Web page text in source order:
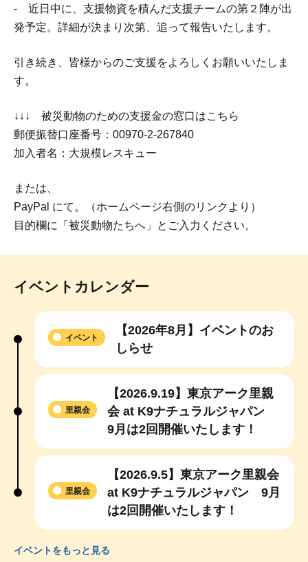
- 近日中に、支援物資を積んだ支援チームの第２陣が出
発予定。詳細が決まり次第、追って報告いたします。
引き続き、皆様からのご支援をよろしくお願いいたしま
す。
↓↓↓ 被災動物のための支援金の窓口はこちら
郵便振替口座番号：00970-2-267840
加入者名：大規模レスキュー
または、
PayPal にて。（ホームページ右側のリンクより）
目的欄に「被災動物たちへ」とご入力ください。
イベントカレンダー
【2026年8月】イベントのお
しらせ
イベント
【2026.9.19】東京アーク里親
会 at K9ナチュラルジャパン
9月は2回開催いたします！
里親会
【2026.9.5】東京アーク里親会
at K9ナチュラルジャパン 9月
は2回開催いたします！
里親会
イベントをもっと見る